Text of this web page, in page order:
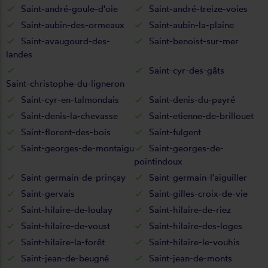
Saint-andré-goule-d'oie
Saint-andré-treize-voies
Saint-aubin-des-ormeaux
Saint-aubin-la-plaine
Saint-avaugourd-des-
landes
Saint-benoist-sur-mer
Saint-christophe-du-ligneron
Saint-cyr-des-gâts
Saint-cyr-en-talmondais
Saint-denis-du-payré
Saint-denis-la-chevasse
Saint-etienne-de-brillouet
Saint-florent-des-bois
Saint-fulgent
Saint-georges-de-montaigu
Saint-georges-de-
pointindoux
Saint-germain-de-prinçay
Saint-germain-l'aiguiller
Saint-gervais
Saint-gilles-croix-de-vie
Saint-hilaire-de-loulay
Saint-hilaire-de-riez
Saint-hilaire-de-voust
Saint-hilaire-des-loges
Saint-hilaire-la-forêt
Saint-hilaire-le-vouhis
Saint-jean-de-beugné
Saint-jean-de-monts